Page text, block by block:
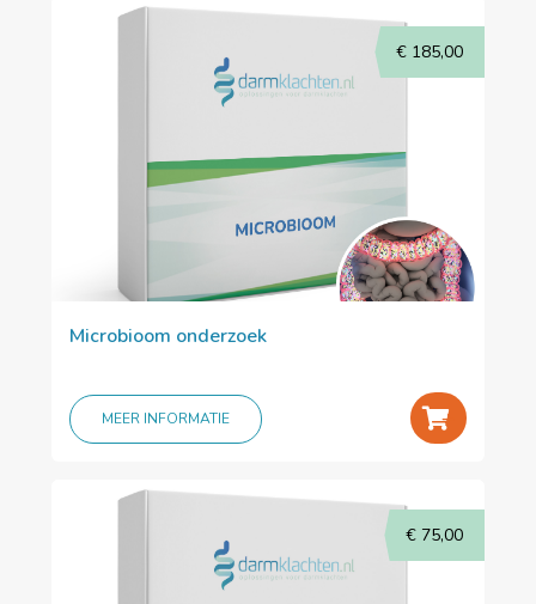
Microbioom onderzoek
€ 185,00
MEER INFORMATIE +
€ 75,00